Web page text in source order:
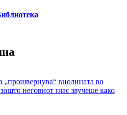
„прошверцува“ виолината во
неговиот глас звучеше како